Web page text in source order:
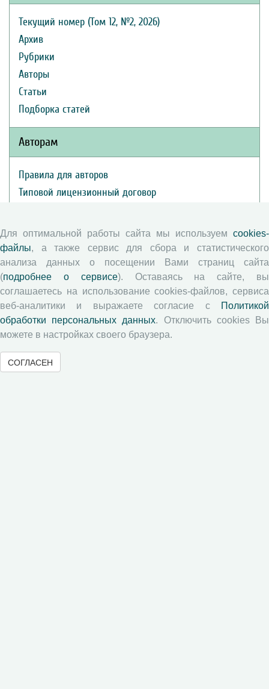
Текущий номер (Том 12, №2, 2026)
Архив
Рубрики
Авторы
Статьи
Подборка статей
Авторам
Правила для авторов
Типовой лицензионный договор
Согласие на обработку персональных данных
Авторские права
Рецензентам
Памятка рецензенту
Положение о рецензировании
Для оптимальной работы сайта мы используем cookies-
файлы, а также сервис для сбора и статистического
анализа данных о посещении Вами страниц сайта
(подробнее о сервисе). Оставаясь на сайте, вы
соглашаетесь на использование cookies-файлов, сервиса
веб-аналитики и выражаете согласие с
Политикой
обработки персональных данных. Отключить cookies Вы
можете в настройках своего браузера.
СОГЛАСЕН